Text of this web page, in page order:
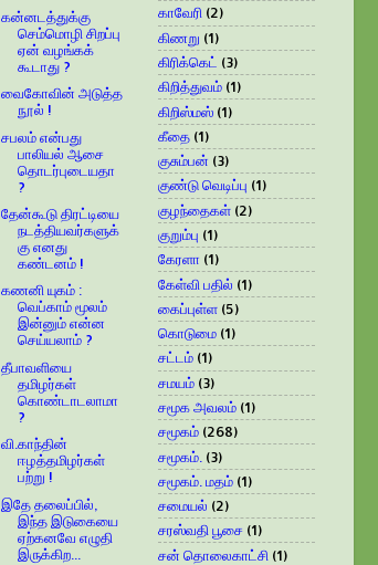
கன்னடத்துக்கு
செம்மொழி சிறப்பு
ஏன் வழங்கக்
கூடாது ?
வைகோவின் அடுத்த
நூல் !
சபலம் என்பது
பாலியல் ஆசை
தொடர்புடையதா
?
தேன்கூடு திரட்டியை
நடத்தியவர்களுக்
கு எனது
கண்டனம் !
கணனி யுகம் :
வெப்காம் மூலம்
இன்னும் என்ன
செய்யலாம் ?
தீபாவளியை
தமிழர்கள்
கொண்டாடலாமா
?
வி.காந்தின்
ஈழத்தமிழர்கள்
பற்று !
இதே தலைப்பில்,
இந்த இடுகையை
ஏற்கனவே எழுதி
இருக்கிற...
காவேரி (2)
கிணறு (1)
கிரிக்கெட் (3)
கிறித்துவம் (1)
கிறிஸ்மஸ் (1)
கீதை (1)
குசும்பன் (3)
குண்டு வெடிப்பு (1)
குழந்தைகள் (2)
குறும்பு (1)
கேரளா (1)
கேள்வி பதில் (1)
கைப்புள்ள (5)
கொடுமை (1)
சட்டம் (1)
சமயம் (3)
சமூக அவலம் (1)
சமூகம் (268)
சமூகம். (3)
சமூகம். மதம் (1)
சமையல் (2)
சரஸ்வதி பூசை (1)
சன் தொலைகாட்சி (1)